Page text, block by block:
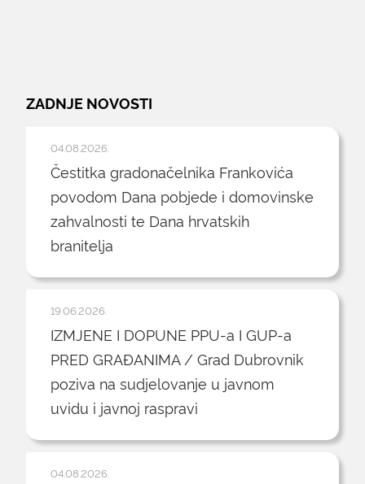
ZADNJE NOVOSTI
04.08.2026.
Čestitka gradonačelnika Frankovića
povodom Dana pobjede i domovinske
zahvalnosti te Dana hrvatskih
branitelja
19.06.2026.
IZMJENE I DOPUNE PPU-a I GUP-a
PRED GRAĐANIMA / Grad Dubrovnik
poziva na sudjelovanje u javnom
uvidu i javnoj raspravi
04.08.2026.